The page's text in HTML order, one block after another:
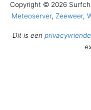
Copyright © 2026
Meteoserver, Zeeweer,
Dit is een